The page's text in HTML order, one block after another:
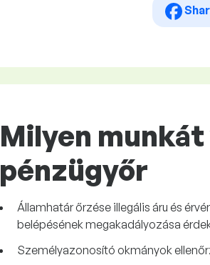
Milyen munkát
pénzügyőr
Államhatár őrzése illegális áru és
belépésének megakadályozása
Személyazonosító okmányok